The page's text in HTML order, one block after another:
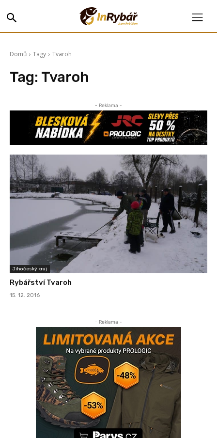
Domů Tagy Tvaroh
Tag: Tvaroh
- Reklama -
Jihočeský kraj
Rybářství Tvaroh
15. 12. 2016
- Reklama -